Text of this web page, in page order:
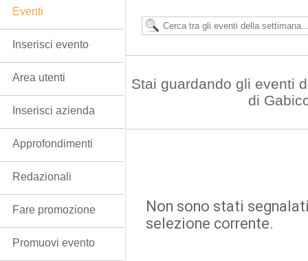
Stai guardando gli eventi
di
Non sono stati
selezione corrente.
Eventi
Inserisci evento
Area utenti
Inserisci azienda
Approfondimenti
Redazionali
Fare promozione
Promuovi evento